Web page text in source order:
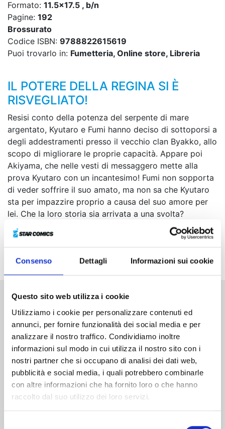
Consenso Dettagli Informazioni sui cookie
Questo sito web utilizza i cookie
Utilizziamo i cookie per personalizzare contenuti ed
annunci, per fornire funzionalità dei social media e per
analizzare il nostro traffico. Condividiamo inoltre
informazioni sul modo in cui utilizza il nostro sito con i
nostri partner che si occupano di analisi dei dati web,
pubblicità e social media, i quali potrebbero combinarle
con altre informazioni che ha fornito loro o che hanno
raccolto dal suo utilizzo dei loro servizi.
Formato: 11.5x17.5 , b/n
Pagine: 192
Brossurato
Codice ISBN: 9788822615619
Puoi trovarlo in: Fumetteria, Online store, Libreria
IL POTERE DELLA REGINA SI È
RISVEGLIATO!
Resisi conto della potenza del serpente di mare
argentato, Kyutaro e Fumi hanno deciso di sottoporsi a
degli addestramenti presso il vecchio clan Byakko, allo
scopo di migliorare le proprie capacità. Appare poi
Akiyama, che nelle vesti di messaggero mette alla
prova Kyutaro con un incantesimo! Fumi non sopporta
di veder soffrire il suo amato, ma non sa che Kyutaro
sta per impazzire proprio a causa del suo amore per
lei. Che la loro storia sia arrivata a una svolta?
Altri volumi della serie